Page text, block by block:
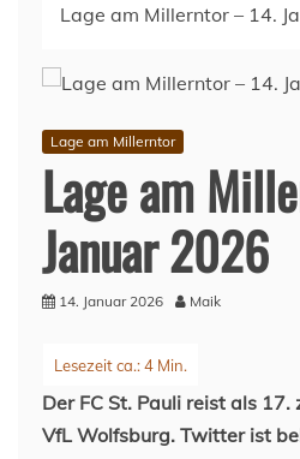
Lage am Millerntor – 14.
Lage am Millerntor
Lage am
Januar 2026
14. Januar 2026 Maik
Der FC St. Pauli reist als
VfL Wolfsburg. Twitter ist